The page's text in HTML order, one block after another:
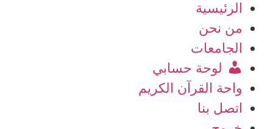
الرئيسية
من نحن
الجامعات
لوحة حسابي
واحة القرآن الكريم
اتصل بنا